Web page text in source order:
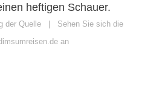
heftigen Schauer.
der Quelle
Sehen Sie sich die
an